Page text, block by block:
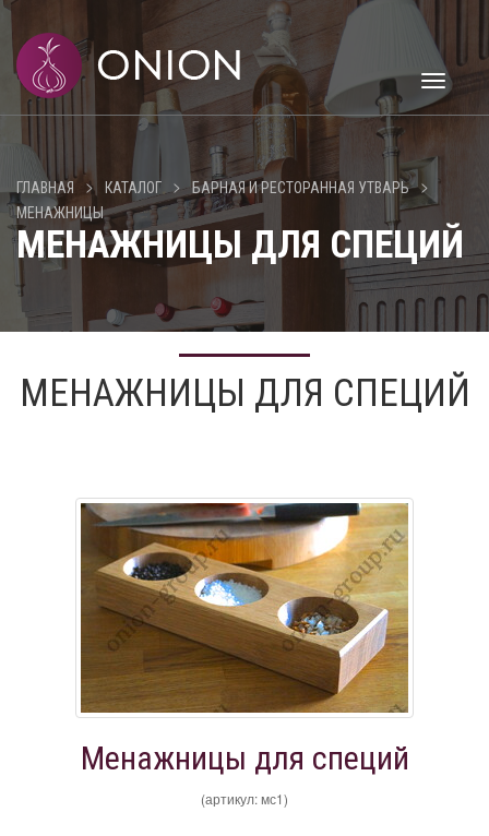
Toggle
ГЛАВНАЯ > КАТАЛОГ > БАРНАЯ И РЕСТОРАННАЯ УТВАРЬ >
МЕНАЖНИЦЫ
МЕНАЖНИЦЫ ДЛЯ СПЕЦИЙ
МЕНАЖНИЦЫ ДЛЯ СПЕЦИЙ
Менажницы для специй
(артикул: мс1)